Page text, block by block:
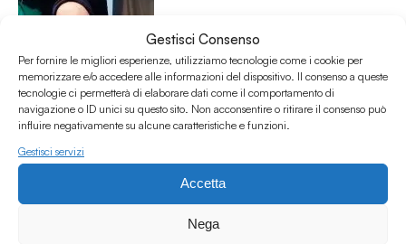
Gestisci Consenso
Per fornire le migliori esperienze, utilizziamo tecnologie come i cookie per
memorizzare e/o accedere alle informazioni del dispositivo. Il consenso a queste
tecnologie ci permetterà di elaborare dati come il comportamento di
navigazione o ID unici su questo sito. Non acconsentire o ritirare il consenso può
influire negativamente su alcune caratteristiche e funzioni.
Gestisci servizi
Accetta
Nega
Interneu w/ Laura Gramuglia per "Rocket Girls - Storie di
ragazze che hanno alzato la voce"
Interviste
Female/Interview
01.02.20